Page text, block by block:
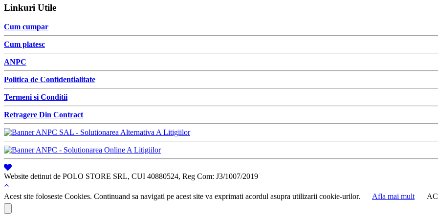
Linkuri Utile
Cum cumpar
Cum platesc
ANPC
Politica de Confidentialitate
Termeni si Conditii
Retragere Din Contract
Website detinut de POLO STORE SRL, CUI 40880524, Reg Com: J3/1007/2019
Acest site foloseste Cookies. Continuand sa navigati pe acest site va exprimati acordul asupra utilizarii cookie-urilor. Afla mai mult